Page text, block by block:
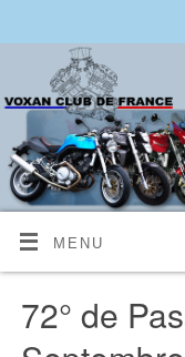
MENU
72° de